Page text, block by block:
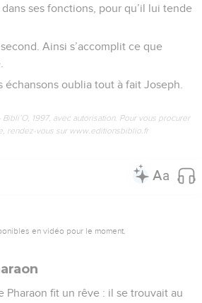
ses fonctions, pour qu’il lui tende
Ainsi s’accomplit ce que
échansons oublia tout à fait Joseph.
1997, avec autorisation. Pour vous procurer
rendez-vous sur www.editionsbiblio.fr
en vidéo pour le moment.
Pharaon fit un rêve : il se trouvait au